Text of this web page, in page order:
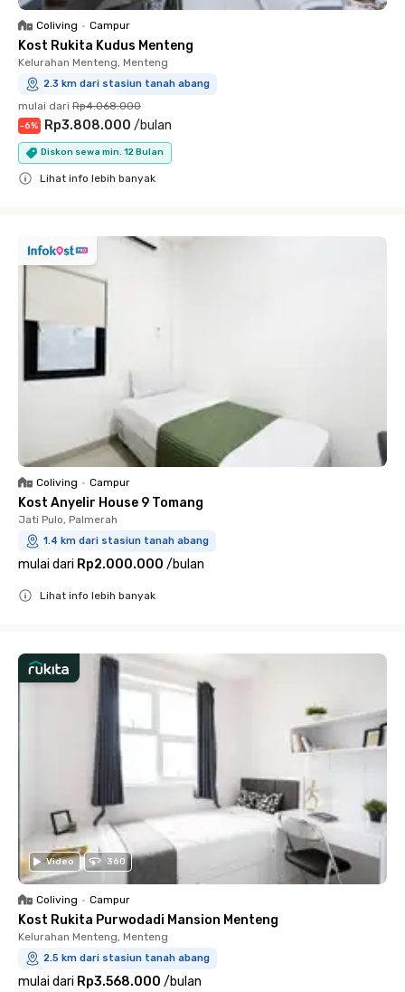
Coliving • Campur
Kost Rukita Kudus Menteng
Kelurahan Menteng, Menteng
2.3 km dari stasiun tanah abang
mulai dari Rp4.068.000
-6% Rp3.808.000 /bulan
Diskon sewa min. 12 Bulan
Lihat info lebih banyak
Coliving • Campur
Kost Anyelir House 9 Tomang
Jati Pulo, Palmerah
1.4 km dari stasiun tanah abang
mulai dari Rp2.000.000 /bulan
Lihat info lebih banyak
Video 360
Coliving • Campur
Kost Rukita Purwodadi Mansion Menteng
Kelurahan Menteng, Menteng
2.5 km dari stasiun tanah abang
mulai dari Rp3.568.000 /bulan